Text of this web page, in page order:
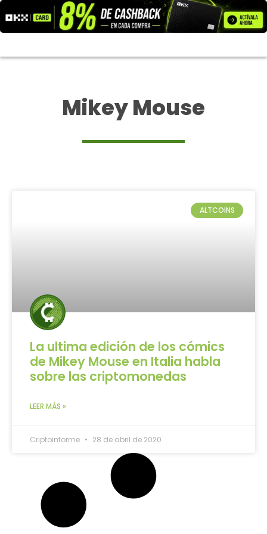
al
contenido
Mikey Mouse
ALTCOINS
La ultima edición de los cómics
de Mikey Mouse en Italia habla
sobre las criptomonedas
LEER MÁS »
Criptoinforme 28 de abril de 2020